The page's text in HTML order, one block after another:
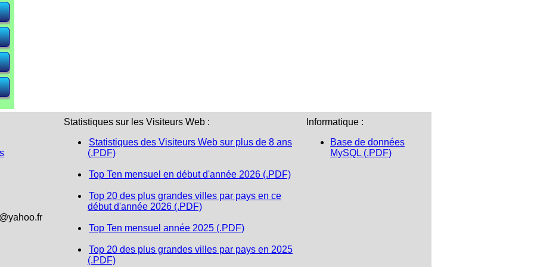
Statistiques sur les Visiteurs Web :
Statistiques des Visiteurs Web sur plus de 8 ans
(.PDF)
Top Ten mensuel en début d'année 2026 (.PDF)
Top 20 des plus grandes villes par pays en ce
début d'année 2026 (.PDF)
Top Ten mensuel année 2025 (.PDF)
Top 20 des plus grandes villes par pays en 2025
(.PDF)
Informatique :
Base de données
MySQL (.PDF)